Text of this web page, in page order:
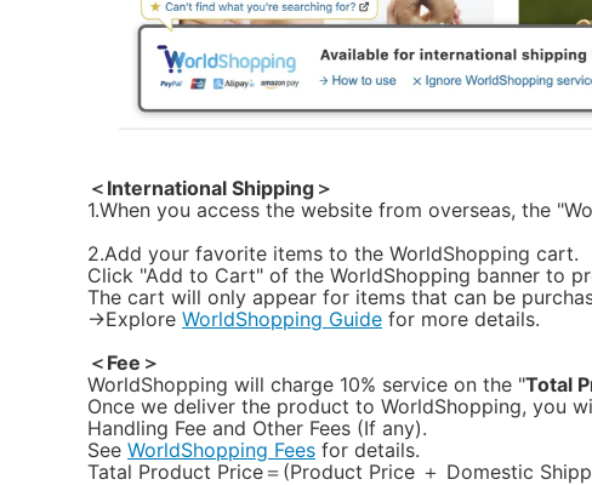
＜International Shipping＞
1.When you access the website from overseas, the
2.Add your favorite items to the WorldShopping cart.
Click "Add to Cart" of the WorldShopping banner to
The cart will only appear for items that can be
→Explore WorldShopping Guide for more details.
＜Fee＞
WorldShopping will charge 10% service on the "Total
Once we deliver the product to WorldShopping, you
Handling Fee and Other Fees (If any).
See WorldShopping Fees for details.
Tatal Product Price＝(Product Price ＋ Domestic